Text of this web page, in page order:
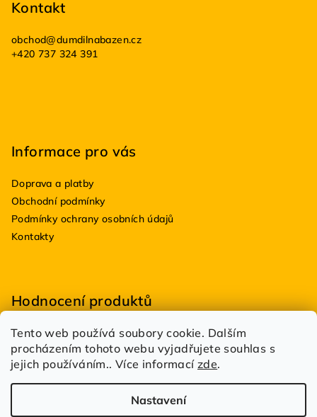
Tento web používá soubory cookie. Dalším
procházením tohoto webu vyjadřujete souhlas s
jejich používáním.. Více informací zde.
Nastavení
Kontakt
obchod@dumdilnabazen.cz
+420 737 324 391
Informace pro vás
Doprava a platby
Obchodní podmínky
Podmínky ochrany osobních údajů
Kontakty
Hodnocení produktů
BioDRY bakterie do suchých WC 100g
Hodnocení produktu je 5 z 5 hvězdiček.
|
Estetik Profi
Hodnocení produktu je 5 z 5 hvězdiček.
|